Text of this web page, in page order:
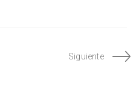
Siguiente